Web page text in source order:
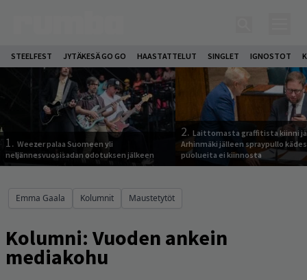
STEELFEST JYTÄKESÄ GO GO HAASTATTELUT SINGLET IGNOSTOT
1. Weezer palaa Suomeen yli
neljännesvuosisadan odotuksen jälkeen
2. Laittomasta graffitista kiinni
Arhinmäki jälleen spraypullo
puolueita ei kiinnosta
Emma Gaala Kolumnit Maustetytöt
Kolumni: Vuoden ankein
mediakohu